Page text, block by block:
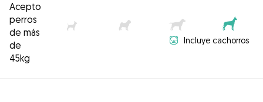
Acepto
perros
de más
de
45kg
Incluye cachorros